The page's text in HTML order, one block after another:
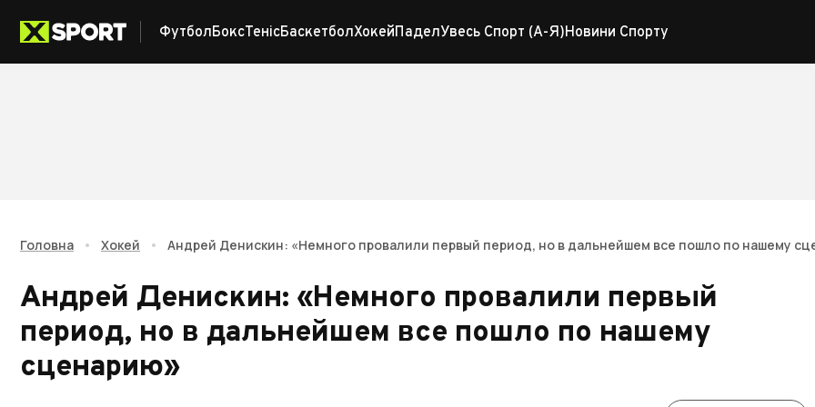
ФутболБоксТенісБаскетболХокейПаделУвесь Спорт (А-Я)Новини Спорту
Головна • Хокей • Андрей Денискин: «Немного провалили первый период, но в дальнейшем все пошло по нашему
Андрей Денискин: «Немного провалили первый
период, но в дальнейшем все пошло по нашему
сценарию»